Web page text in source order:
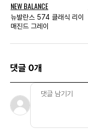
NEW BALANCE
뉴발란스 574 클래식 리이
매진드 그레이
댓글 0개